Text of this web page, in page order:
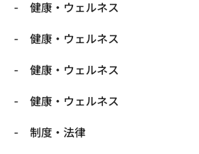
健康・ウェルネス
健康・ウェルネス
健康・ウェルネス
健康・ウェルネス
制度・法律